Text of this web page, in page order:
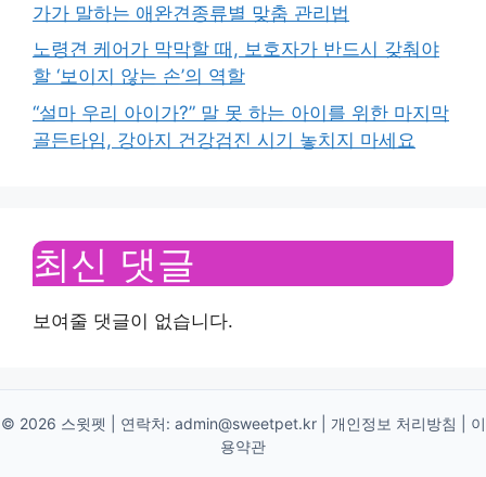
가가 말하는 애완견종류별 맞춤 관리법
노령견 케어가 막막할 때, 보호자가 반드시 갖춰야
할 ‘보이지 않는 손’의 역할
“설마 우리 아이가?” 말 못 하는 아이를 위한 마지막
골든타임, 강아지 건강검진 시기 놓치지 마세요
최신 댓글
보여줄 댓글이 없습니다.
© 2026 스윗펫 | 연락처: admin@sweetpet.kr| 개인정보 처리방침
이
용약관